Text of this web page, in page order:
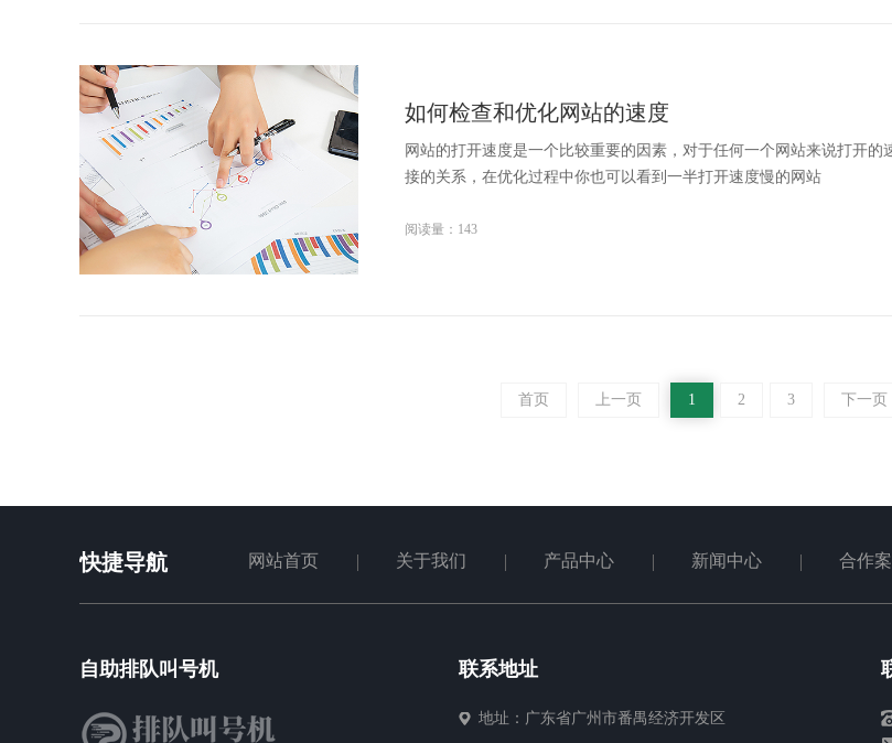
如何检查和优化网站的速度
网站的打开速度是一个比较重要的因素，对于任何一个网站来说打开
接的关系，在优化过程中你也可以看到一半打开速度慢的网站
阅读量：143
首页 上一页 1 2 3 下一页
快捷导航 网站首页 关于我们 产品中心 新闻中心 合作
自助排队叫号机 联系地址
地址：广东省广州市番禺经济开发区